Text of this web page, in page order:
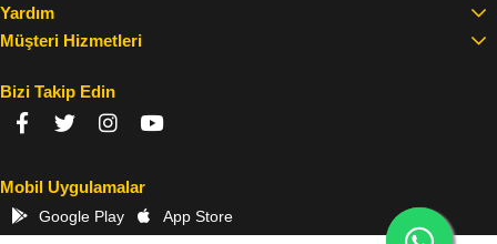
Yardım
Müşteri Hizmetleri
Bizi Takip Edin
Mobil Uygulamalar
Google Play App Store